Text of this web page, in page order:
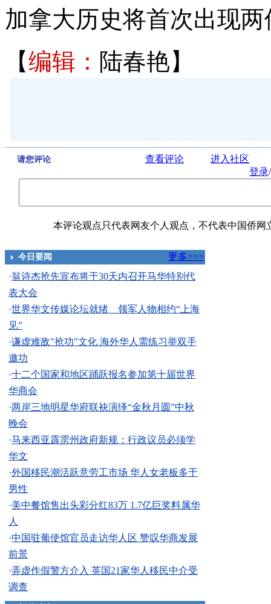
加拿大历史将首次出现
【编辑： 陆春艳】
请您评论 查看评论
进入社区
登录/
本评论观点只代表网友个人观点，不代表中国侨网
今日要闻
更多>>>
·翁诗杰抢先宣布将于30天内召开马华特别代
表大会
·世界华文传媒论坛就绪 领军人物相约“上海
见”
·谦虚难敌"抢功"文化 海外华人需练习举双手
邀功
·十二个国家和地区踊跃报名参加第十届世界
华商会
·两岸三地明星华府联袂演绎“金秋月圆”中秋
晚会
·马来西亚霹雳州政府新规：行政议员必须学
华文
·外国移民潮活跃意劳工市场 华人女老板多于
男性
·美中餐馆售出头彩分红83万 1.7亿巨奖料属华
人
·中国驻葡使馆官员走访华人区 赞叹华商发展
前景
·弄虚作假警方介入 英国21家华人移民中介受
调查